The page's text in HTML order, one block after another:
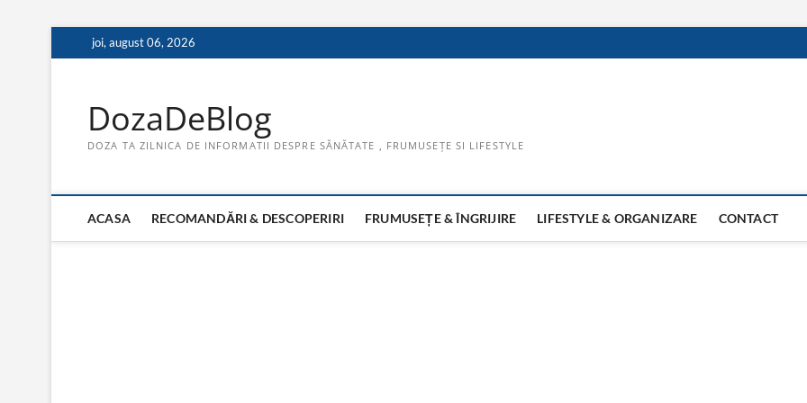
to
joi, august 06, 2026
DozaDeBlog
DOZA TA ZILNICA DE INFORMATII DESPRE SĂNĂTATE , FRUMUSEȚE SI LIFESTYLE
ACASA RECOMANDĂRI & DESCOPERIRI FRUMUSEȚE & ÎNGRIJIRE LIFESTYLE & ORGANIZARE CONTACT